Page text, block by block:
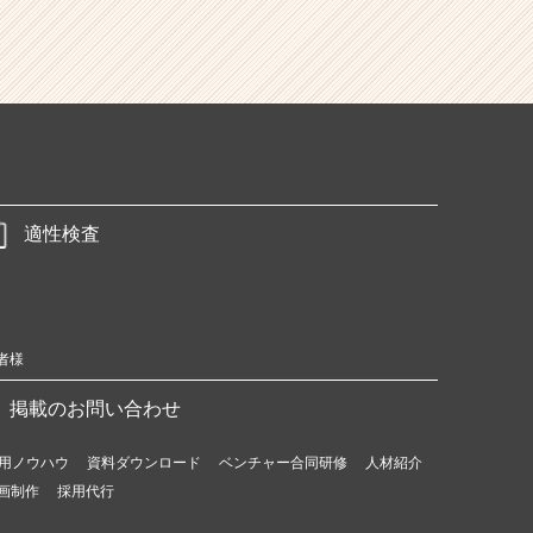
適性検査
様
掲載のお問い合わせ
ノウハウ 資料ダウンロード ベンチャー合同研修
人材紹介
制作
採用代行